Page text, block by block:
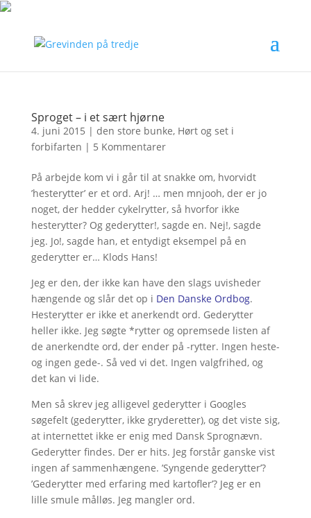
Sproget – i et sært hjørne
4. juni 2015 | den store bunke, Hørt og set i
forbifarten | 5 Kommentarer
På arbejde kom vi i går til at snakke om, hvorvidt
’hesterytter’ er et ord. Arj! … men mnjooh, der er jo
noget, der hedder cykelrytter, så hvorfor ikke
hesterytter? Og gederytter!, sagde en. Nej!, sagde
jeg. Jo!, sagde han, et entydigt eksempel på en
gederytter er… Klods Hans!
Jeg er den, der ikke kan have den slags uvisheder
hængende og slår det op i Den Danske Ordbog.
Hesterytter er ikke et anerkendt ord. Gederytter
heller ikke. Jeg søgte *rytter og opremsede listen af
de anerkendte ord, der ender på -rytter. Ingen heste-
og ingen gede-. Så ved vi det. Ingen valgfrihed, og
det kan vi lide.
Men så skrev jeg alligevel gederytter i Googles
søgefelt (gederytter, ikke gryderetter), og det viste sig,
at internettet ikke er enig med Dansk Sprognævn.
Gederytter findes. Der er hits. Jeg forstår ganske vist
ingen af sammenhængene. ’Syngende gederytter’?
’Gederytter med erfaring med kartofler’? Jeg er en
lille smule målløs. Jeg mangler ord.